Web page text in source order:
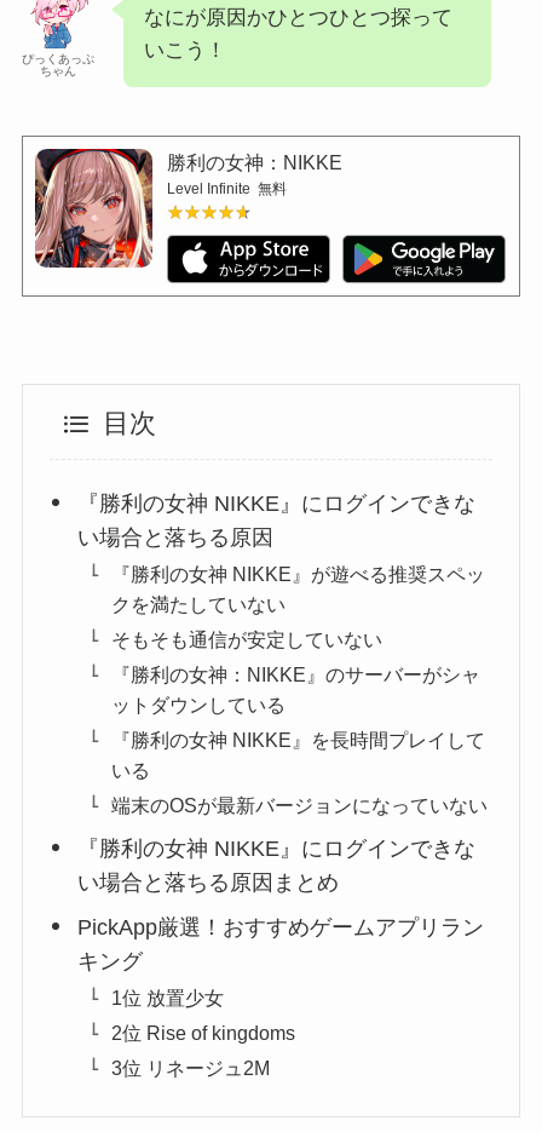
ぴっくあっぷ
ちゃん
なにが原因かひとつひとつ探って
いこう！
勝利の女神：NIKKE
Level Infinite 無料
★★★★★
★★★★★
目次
『勝利の女神 NIKKE』にログインできな
い場合と落ちる原因
『勝利の女神 NIKKE』が遊べる推奨スペッ
クを満たしていない
そもそも通信が安定していない
『勝利の女神：NIKKE』のサーバーがシャ
ットダウンしている
『勝利の女神 NIKKE』を長時間プレイして
いる
端末のOSが最新バージョンになっていない
『勝利の女神 NIKKE』にログインできな
い場合と落ちる原因まとめ
PickApp厳選！おすすめゲームアプリラン
キング
1位 放置少女
2位 Rise of kingdoms
3位 リネージュ2M